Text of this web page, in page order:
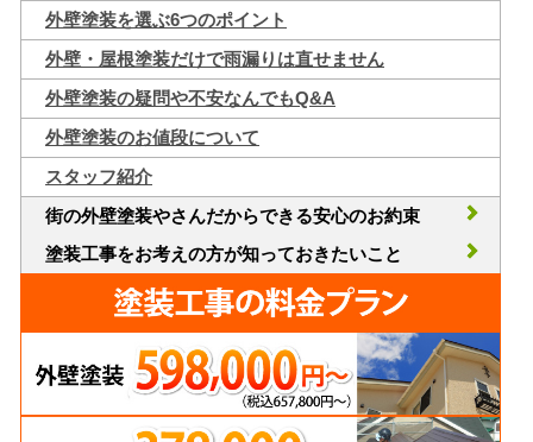
外壁塗装を選ぶ6つのポイント
外壁・屋根塗装だけで雨漏りは直せません
外壁塗装の疑問や不安なんでもQ&A
外壁塗装のお値段について
スタッフ紹介
街の外壁塗装やさんだからできる安心のお約束
塗装工事をお考えの方が知っておきたいこと